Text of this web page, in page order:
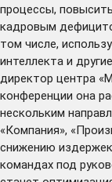
процессы,
кадровым
том числе,
интеллекта и
директор центра
конференции она
нескольким
«Компания»,
снижению
командах под